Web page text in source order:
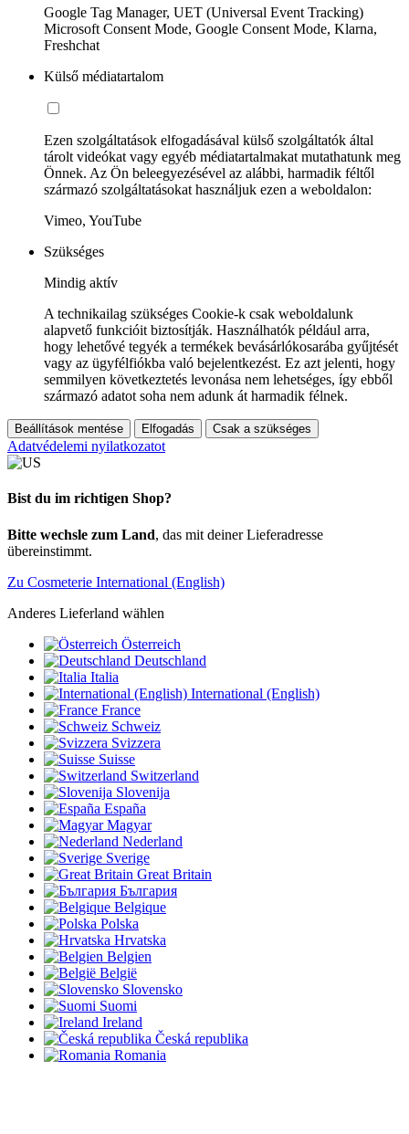
Google Tag Manager, UET (Universal Event Tracking)
Microsoft Consent Mode, Google Consent Mode, Klarna,
Freshchat
Külső médiatartalom
Ezen szolgáltatások elfogadásával külső szolgáltatók által
tárolt videókat vagy egyéb médiatartalmakat mutathatunk meg
Önnek. Az Ön beleegyezésével az alábbi, harmadik féltől
származó szolgáltatásokat használjuk ezen a weboldalon:
Vimeo, YouTube
Szükséges
Mindig aktív
A technikailag szükséges Cookie-k csak weboldalunk
alapvető funkcióit biztosítják. Használhatók például arra,
hogy lehetővé tegyék a termékek bevásárlókosarába gyűjtését
vagy az ügyfélfiókba való bejelentkezést. Ez azt jelenti, hogy
semmilyen következtetés levonása nem lehetséges, így ebből
származó adatot soha nem adunk át harmadik félnek.
Beállítások mentése Elfogadás Csak a szükséges
Adatvédelemi nyilatkozatot
Bist du im richtigen Shop?
Bitte wechsle zum Land, das mit deiner Lieferadresse
übereinstimmt.
Zu Cosmeterie International (English)
Anderes Lieferland wählen
Österreich
Deutschland
Italia
International (English)
France
Schweiz
Svizzera
Suisse
Switzerland
Slovenija
España
Magyar
Nederland
Sverige
Great Britain
България
Belgique
Polska
Hrvatska
Belgien
België
Slovensko
Suomi
Ireland
Česká republika
Romania